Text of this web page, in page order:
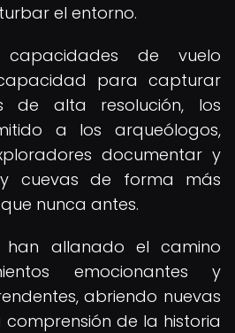
el entorno.
de vuelo
para capturar
de alta resolución, los
a los arqueólogos,
documentar y
cuevas de forma más
nunca antes.
han allanado el camino
emocionantes y
abriendo nuevas
de la historia